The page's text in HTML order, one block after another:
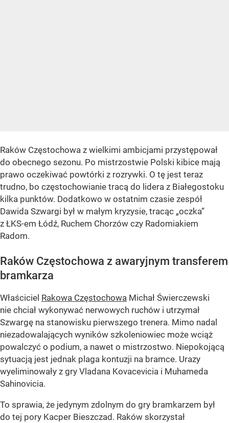
Raków Częstochowa z wielkimi ambicjami przystępował
do obecnego sezonu. Po mistrzostwie Polski kibice mają
prawo oczekiwać powtórki z rozrywki. O tę jest teraz
trudno, bo częstochowianie tracą do lidera z Białegostoku
kilka punktów. Dodatkowo w ostatnim czasie zespół
Dawida Szwargi był w małym kryzysie, tracąc „oczka”
z ŁKS-em Łódź, Ruchem Chorzów czy Radomiakiem
Radom.
Raków Częstochowa z awaryjnym transferem
bramkarza
Właściciel Rakowa Częstochowa Michał Świerczewski
nie chciał wykonywać nerwowych ruchów i utrzymał
Szwargę na stanowisku pierwszego trenera. Mimo nadal
niezadowalających wyników szkoleniowiec może wciąż
powalczyć o podium, a nawet o mistrzostwo. Niepokojącą
sytuacją jest jednak plaga kontuzji na bramce. Urazy
wyeliminowały z gry Vladana Kovacevicia i Muhameda
Sahinovicia.
To sprawia, że jedynym zdolnym do gry bramkarzem był
do tej pory Kacper Bieszczad. Raków skorzystał